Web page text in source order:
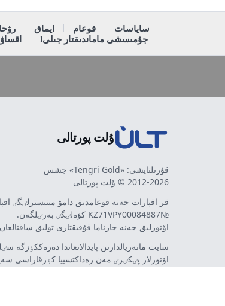
ساياسات قوعام ايماق
جۇمىسشى ماماندىقتار جىلى!
ۇلت پورتالى
قۇرىلتايشى: «Tengri Gold» جشس
2012-2026 © ۇلت پورتالى
قر اقپارات جەنە قوعامدىق دامۋ مينيسترلٸگٸ
№KZ71VPY00084887 كۋەلٸگٸ بەرٸلگەن.
اۆتورلىق جەنە جارناما قۇقىقتارى تولىق
سايت ماتەريالدارىن پايدالانعاندا دەرەككٶزگە
اۆتورلار پٸكٸرٸ مەن رەداكتسييا كٶزقاراسى